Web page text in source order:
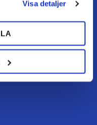
Visa detaljer